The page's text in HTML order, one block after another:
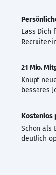
Lass Dich
21 Mio.
Knüpf
besseres
Kostenlos
Schon als
deutlich